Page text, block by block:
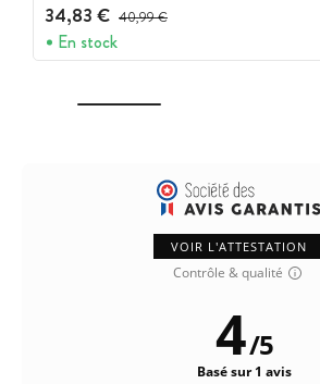
34,83 € Prix avant réduction :
40,99 €
En stock
VOIR L'ATTESTATION
Contrôle & qualité
4/5
Basé sur 1 avis